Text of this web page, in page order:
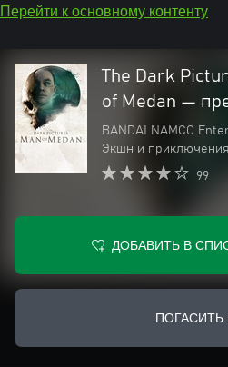
Перейти к основному контенту
The Dark
of Medan —
BANDAI NAMCO
Экшн и приключения
99
ДОБАВИТЬ В
ПОГАСИТЬ